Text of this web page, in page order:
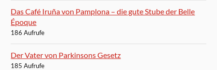
Das Café Iruña von Pamplona – die gute Stube der Belle
Époque
186 Aufrufe
Der Vater von Parkinsons Gesetz
185 Aufrufe